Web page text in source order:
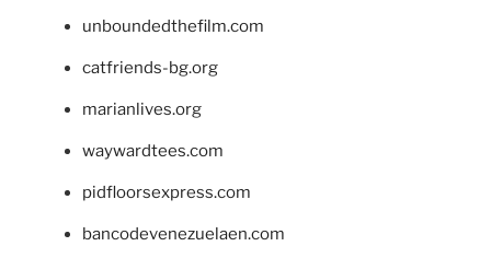
unboundedthefilm.com
catfriends-bg.org
marianlives.org
waywardtees.com
pidfloorsexpress.com
bancodevenezuelaen.com